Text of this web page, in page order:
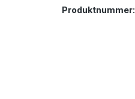
Produktnummer: